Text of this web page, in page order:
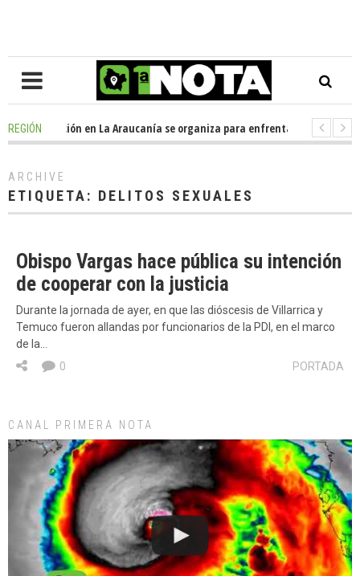
REGIÓN
ago - Oposición en La Araucanía se organiza para enfrentar los
ARCHIVE
ETIQUETA: DELITOS SEXUALES
Obispo Vargas hace pública su intención
de cooperar con la justicia
Durante la jornada de ayer, en que las dióscesis de Villarrica y
Temuco fueron allandas por funcionarios de la PDI, en el marco
de la…
PORTADA
0
CANAL PRIMERA NOTA